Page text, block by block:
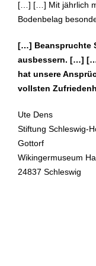
[…] […] Mit jährlich
Bodenbelag
[…] Beanspruchte
ausbessern. […]
hat unsere
vollsten
Ute Dens
Stiftung Schleswig-
Gottorf
Wikingermuseum
24837 Schleswig